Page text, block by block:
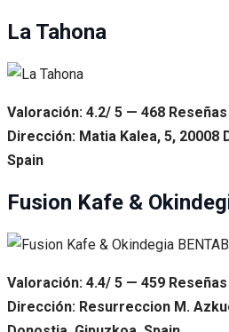
La Tahona
Valoración: 4.2/ 5 — 468 Reseñas
Dirección: Matia Kalea, 5, 20008
Spain
Fusion Kafe &
Valoración: 4.4/ 5 — 459 Reseñas
Dirección: Resurreccion M.